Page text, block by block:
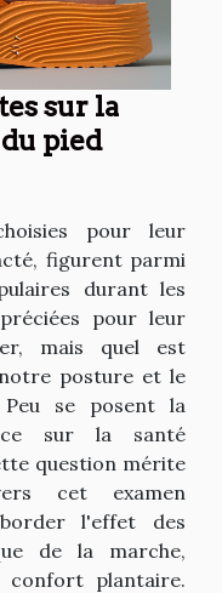
sur la
pied
pour leur
figurent parmi
durant les
pour leur
mais quel est
posture et le
se posent la
sur la santé
question mérite
cet examen
l'effet des
de la marche,
plantaire.